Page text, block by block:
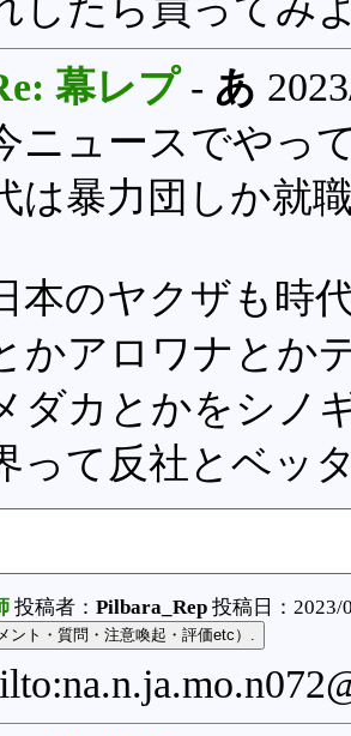
したら買ってみ
幕レプ- あ
ニュースでやっ
は暴力団しか就
本のヤクザも時
かアロワナとか
ダカとかをシノ
って反社とベッ
投稿者： Pilbara_Rep投稿日：2023/